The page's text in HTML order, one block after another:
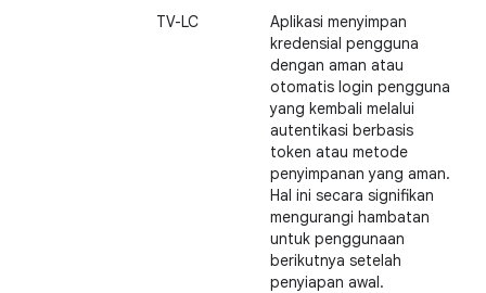
TV-LC
Aplikasi menyimpan
kredensial pengguna
dengan aman atau
otomatis login pengguna
yang kembali melalui
autentikasi berbasis
token atau metode
penyimpanan yang aman.
Hal ini secara signifikan
mengurangi hambatan
untuk penggunaan
berikutnya setelah
penyiapan awal.